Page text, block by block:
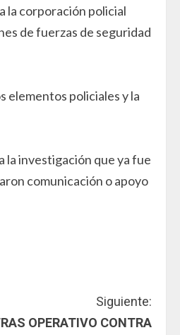
la corporación policial
de fuerzas de seguridad
elementos policiales y la
la investigación que ya fue
comunicación o apoyo
Siguiente:
OPERATIVO CONTRA